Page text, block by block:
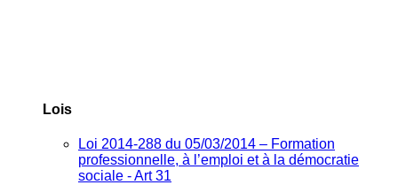
Lois
Loi 2014-288 du 05/03/2014 – Formation
professionnelle, à l’emploi et à la démocratie
sociale - Art 31